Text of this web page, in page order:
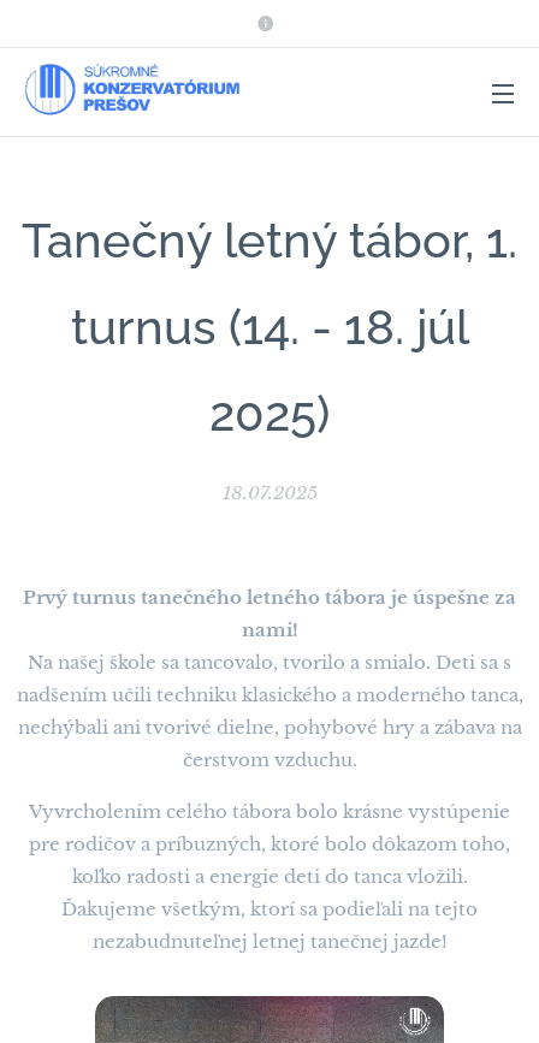
Tanečný letný tábor, 1.
turnus (14. - 18. júl
2025)
18.07.2025
Prvý turnus tanečného letného tábora je úspešne za
nami!
Na našej škole sa tancovalo, tvorilo a smialo. Deti sa s
nadšením učili techniku klasického a moderného tanca,
nechýbali ani tvorivé dielne, pohybové hry a zábava na
čerstvom vzduchu.
Vyvrcholením celého tábora bolo krásne vystúpenie
pre rodičov a príbuzných, ktoré bolo dôkazom toho,
koľko radosti a energie deti do tanca vložili.
Ďakujeme všetkým, ktorí sa podieľali na tejto
nezabudnuteľnej letnej tanečnej jazde!